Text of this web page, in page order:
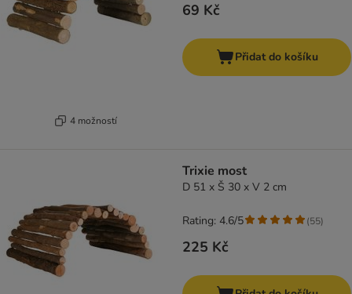
4 možností
69 Kč
Přidat do košíku
Trixie most
D 51 x Š 30 x V 2 cm
225 Kč
Rating: 4.6/5 (55)